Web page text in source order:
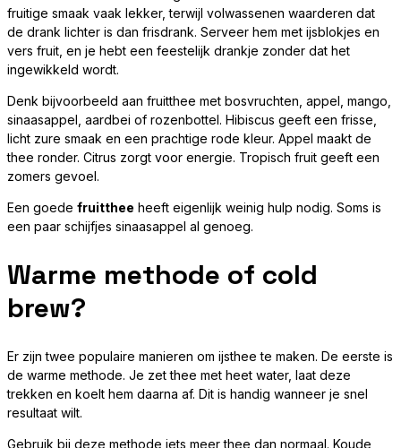
fruitige smaak vaak lekker, terwijl volwassenen waarderen dat
de drank lichter is dan frisdrank. Serveer hem met ijsblokjes en
vers fruit, en je hebt een feestelijk drankje zonder dat het
ingewikkeld wordt.
Denk bijvoorbeeld aan fruitthee met bosvruchten, appel, mango,
sinaasappel, aardbei of rozenbottel. Hibiscus geeft een frisse,
licht zure smaak en een prachtige rode kleur. Appel maakt de
thee ronder. Citrus zorgt voor energie. Tropisch fruit geeft een
zomers gevoel.
Een goede fruitthee heeft eigenlijk weinig hulp nodig. Soms is
een paar schijfjes sinaasappel al genoeg.
Warme methode of cold
brew?
Er zijn twee populaire manieren om ijsthee te maken. De eerste is
de warme methode. Je zet thee met heet water, laat deze
trekken en koelt hem daarna af. Dit is handig wanneer je snel
resultaat wilt.
Gebruik bij deze methode iets meer thee dan normaal. Koude